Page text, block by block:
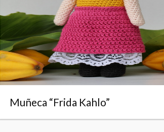
Muñeca “Frida Kahlo”